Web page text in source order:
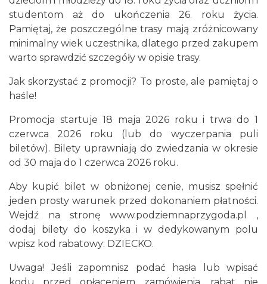
Silesia Memoriał Kamili Skolimowskiej
Chorzów
2026-08-23
12.79 km
Silesia Marathon 2026
2026-10-04
12.79 km
studentom aż do ukończenia 26. roku życia.
Pamiętaj, że poszczególne trasy mają zróżnicowany
minimalny wiek uczestnika, dlatego przed zakupem
warto sprawdzić szczegóły w opisie trasy.
Jak skorzystać z promocji? To proste, ale pamiętaj o
haśle!
Promocja startuje 18 maja 2026 roku i trwa do 1
czerwca 2026 roku (lub do wyczerpania puli
biletów). Bilety uprawniają do zwiedzania w okresie
od 30 maja do 1 czerwca 2026 roku.
Aby kupić bilet w obniżonej cenie, musisz spełnić
jeden prosty warunek przed dokonaniem płatności.
Wejdź na stronęwww.podziemnaprzygoda.pl
,
dodaj bilety do koszyka i w dedykowanym polu
wpisz kod rabatowy: DZIECKO.
Uwaga! Jeśli zapomnisz podać hasła lub wpisać